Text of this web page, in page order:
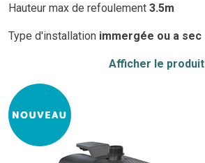
Hauteur max de refoulement 3.5m
Type d'installation immergée ou a sec
Afficher le produit